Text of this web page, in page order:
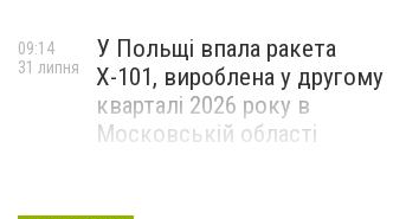
У Польщі впала ракета
Х-101, вироблена у другому
кварталі 2026 року в
Московській області
09:14
31 липня